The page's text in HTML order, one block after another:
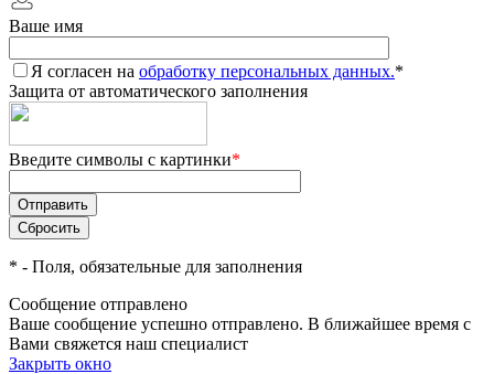
Ваше имя
Я согласен на обработку персональных данных.*
Защита от автоматического заполнения
Введите символы с картинки*
* - Поля, обязательные для заполнения
Сообщение отправлено
Ваше сообщение успешно отправлено. В ближайшее время с
Вами свяжется наш специалист
Закрыть окно